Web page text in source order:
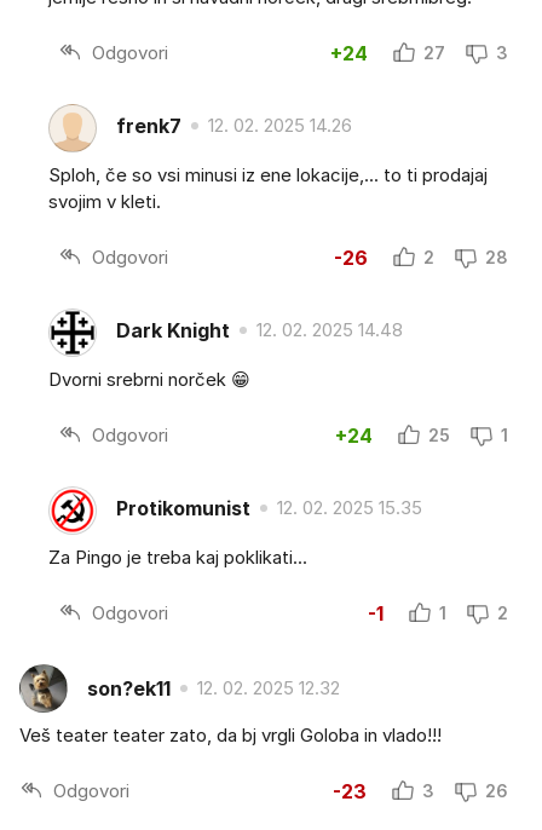
Odgovori +24 27 3
frenk7 12. 02. 2025 14.26
Sploh, če so vsi minusi iz ene lokacije,... to ti prodajaj
svojim v kleti.
Odgovori -26 2 28
Dark Knight 12. 02. 2025 14.48
Dvorni srebrni norček 😁
Odgovori +24 25 1
Protikomunist 12. 02. 2025 15.35
Za Pingo je treba kaj poklikati...
Odgovori -1 1 2
son?ek11 12. 02. 2025 12.32
Veš teater teater zato, da bj vrgli Goloba in vlado!!!
Odgovori -23 3 26